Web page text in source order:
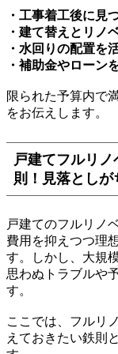
・工事着工後に見
・建て替えとリノ
・水回りの配置を
・補助金やローン
限られた予算内で
をお伝えします。
戸建てフルリ
則！見落とし
戸建てのフルリノ
費用を抑えつつ理
す。しかし、大規
思わぬトラブルや
す。
ここでは、フルリ
えておきたい鉄則